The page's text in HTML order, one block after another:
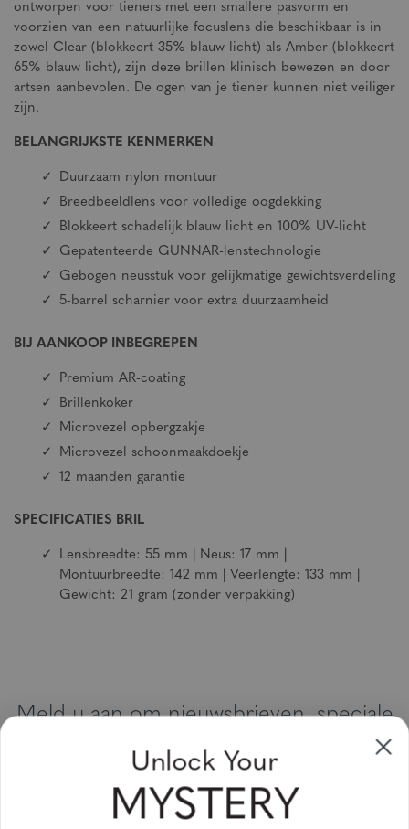
ontworpen voor tieners met een smallere pasvorm en
voorzien van een natuurlijke focuslens die beschikbaar is in
zowel Clear (blokkeert 35% blauw licht) als Amber (blokkeert
65% blauw licht), zijn deze brillen klinisch bewezen en door
artsen aanbevolen. De ogen van je tiener kunnen niet veiliger
zijn.
BELANGRIJKSTE KENMERKEN
Duurzaam nylon montuur
Breedbeeldlens voor volledige oogdekking
Blokkeert schadelijk blauw licht en 100% UV-licht
Gepatenteerde GUNNAR-lenstechnologie
Gebogen neusstuk voor gelijkmatige gewichtsverdeling
5-barrel scharnier voor extra duurzaamheid
BIJ AANKOOP INBEGREPEN
Premium AR-coating
Brillenkoker
Microvezel opbergzakje
Microvezel schoonmaakdoekje
12 maanden garantie
SPECIFICATIES BRIL
Lensbreedte: 55 mm | Neus: 17 mm |
Montuurbreedte: 142 mm | Veerlengte: 133 mm |
Gewicht: 21 gram (zonder verpakking)
Meld u aan om nieuwsbrieven, speciale
aanbiedingen en kortingsbonnen te
ontvangen
Vul uw email adres in en schrijf u in!
Unlock Your
MYSTERY